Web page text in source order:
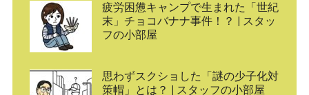
疲労困憊キャンプで生まれた「世紀
末」チョコバナナ事件！？ | スタッ
フの小部屋
思わずスクショした「謎の少子化対
策帽」とは？ | スタッフの小部屋